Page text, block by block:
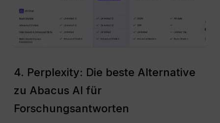
4. Perplexity: Die beste Alternative
zu Abacus AI für
Forschungsantworten